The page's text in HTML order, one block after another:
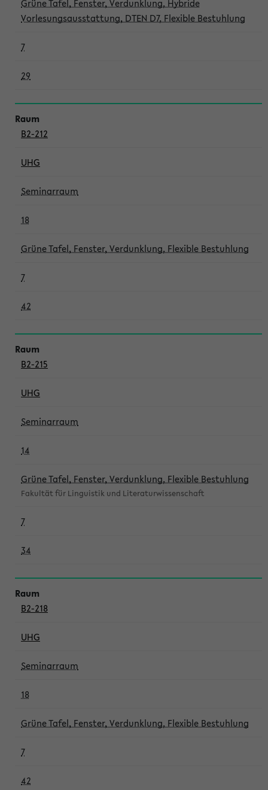
Grüne Tafel, Fenster, Verdunklung, Hybride
Vorlesungsausstattung, DTEN D7, Flexible Bestuhlung
7
29
B2-212
UHG
Seminarraum
18
Grüne Tafel, Fenster, Verdunklung, Flexible Bestuhlung
7
42
B2-215
UHG
Seminarraum
14
Grüne Tafel, Fenster, Verdunklung, Flexible Bestuhlung
Fakultät für Linguistik und Literaturwissenschaft
7
34
B2-218
UHG
Seminarraum
18
Grüne Tafel, Fenster, Verdunklung, Flexible Bestuhlung
7
42